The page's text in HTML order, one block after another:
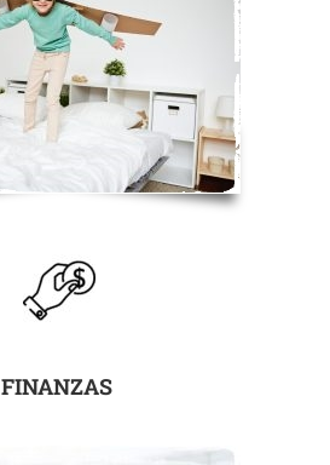
FINANZAS